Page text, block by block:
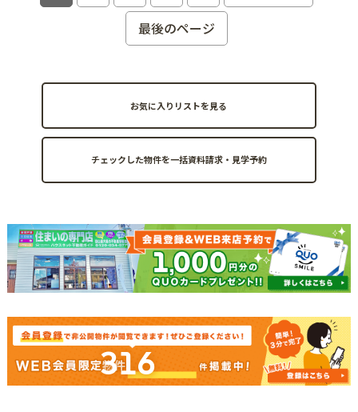
最後のページ
お気に入りリストを見る
316